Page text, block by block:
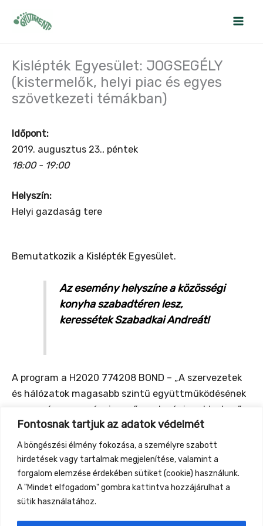
Fontosnak tartjuk az adatok védelmét
A böngészési élmény fokozása, a személyre szabott
hirdetések vagy tartalmak megjelenítése, valamint a
forgalom elemzése érdekében sütiket (cookie) használunk.
A "Mindet elfogadom" gombra kattintva hozzájárulhat a
sütik használatához.
Kislépték Egyesület: JOGSEGÉLY
(kistermelők, helyi piac és egyes
szövetkezeti témákban)
Időpont:
2019. augusztus 23., péntek
18:00 - 19:00
Helyszín:
Helyi gazdaság tere
Bemutatkozik a Kislépték Egyesület.
Az esemény helyszíne a közösségi
konyha szabadtéren lesz,
keressétek Szabadkai Andreát!
A program a H2020 774208 BOND – „A szervezetek
és hálózatok magasabb szintű együttműködésének
szervezése az európai mezőgazdasági szektorban”
projekt keretein belül, annak támogatásával valósul
meg.
LETÖLTHETŐ BOND Nemzeti Workshop programja